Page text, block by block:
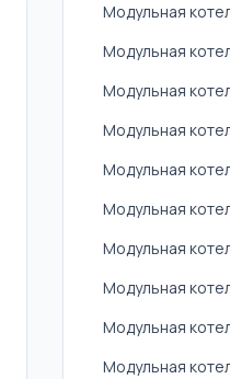
Модульная
Модульная
Модульная
Модульная
Модульная
Модульная
Модульная
Модульная
Модульная
Модульная